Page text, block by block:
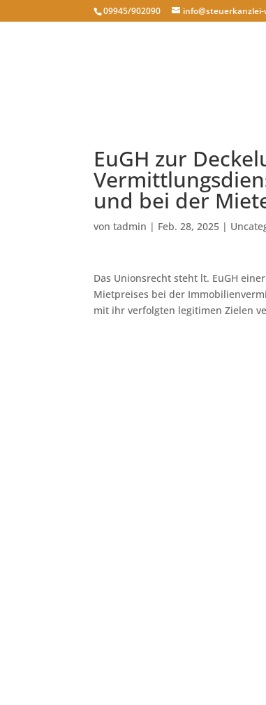
09945/902090
EuGH zur
und bei der
vontadmin | Feb. 28, 2025 |
Das Unionsrecht steht lt. EuGH
Mietpreises bei der
mit ihr verfolgten legitimen Zielen